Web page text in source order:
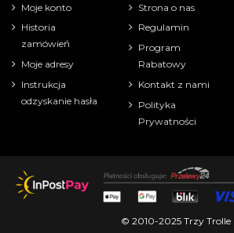
Moje konto
Historia
zamówień
Moje adresy
Instrukcja
odzyskanie hasła
Strona o nas
Regulamin
Program
Rabatowy
Kontakt z nami
Polityka
Prywatności
© 2010-2025 Trzy Trolle